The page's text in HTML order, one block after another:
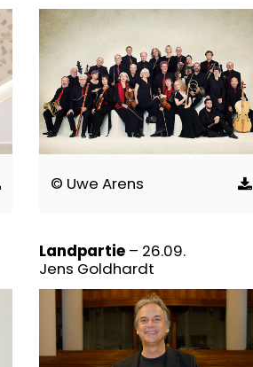
© Uwe Arens
Landpartie – 26.09.
Jens Goldhardt